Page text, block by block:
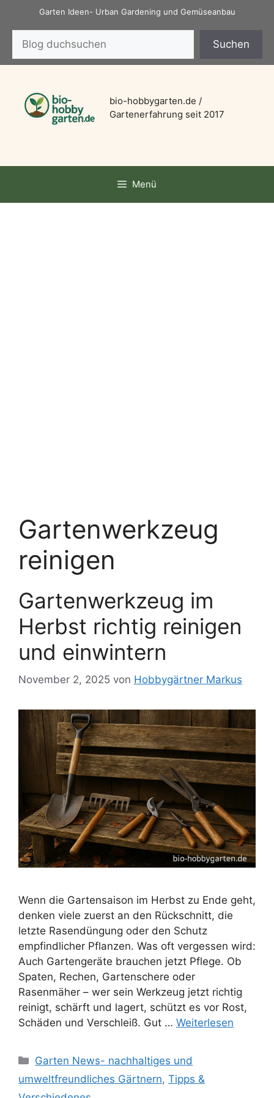
springen
Garten Ideen- Urban Gardening und Gemüseanbau
Suchen
bio-hobbygarten.de /
Gartenerfahrung seit 2017
Menü
Gartenwerkzeug
reinigen
Gartenwerkzeug im
Herbst richtig reinigen
und einwintern
November 2, 2025 von Hobbygärtner Markus
Wenn die Gartensaison im Herbst zu Ende geht,
denken viele zuerst an den Rückschnitt, die
letzte Rasendüngung oder den Schutz
empfindlicher Pflanzen. Was oft vergessen wird:
Auch Gartengeräte brauchen jetzt Pflege. Ob
Spaten, Rechen, Gartenschere oder
Rasenmäher – wer sein Werkzeug jetzt richtig
reinigt, schärft und lagert, schützt es vor Rost,
Schäden und Verschleiß. Gut … Weiterlesen
Kategorien
Garten News- nachhaltiges und
umweltfreundliches Gärtnern, Tipps &